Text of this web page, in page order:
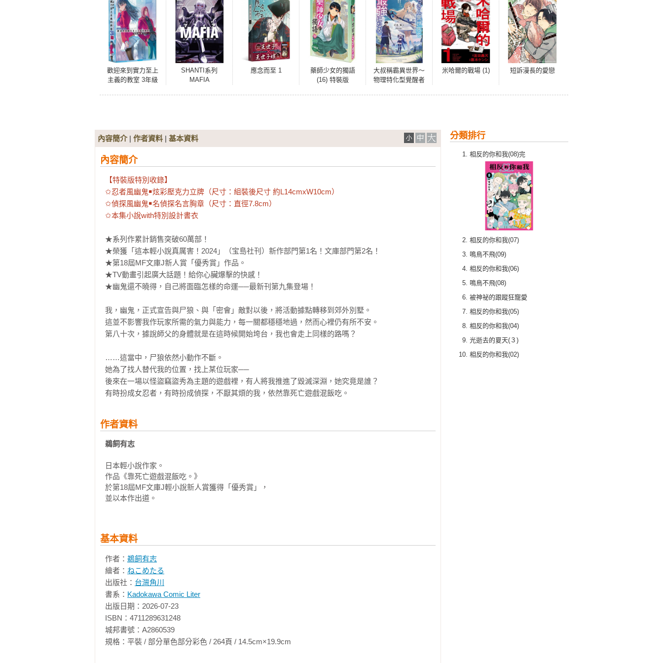
歡迎來到實力至上
主義的教室 3年級
SHANTI系列
MAFIA
應念而至 1
藥師少女的獨語
(16) 特裝版
大叔稱霸異世界～
物理特化型覺醒者
米哈爾的戰場 (1) 短訴漫長的愛戀
分類排行
相反的你和我(08)完
相反的你和我(07)
鳴鳥不飛(09)
相反的你和我(06)
鳴鳥不飛(08)
被神祕的跟蹤狂寵愛
相反的你和我(05)
相反的你和我(04)
光逝去的夏天(３)
相反的你和我(02)
內容簡介| 作者資料 | 基本資料
內容簡介
【特裝版特別收錄】
✩忍者風幽鬼￭炫彩壓克力立牌（尺寸：組裝後尺寸 約L14cmxW10cm）
✩偵探風幽鬼￭名偵探名言胸章（尺寸：直徑7.8cm）
✩本集小說with特別設計書衣
★系列作累計銷售突破60萬部！
★榮獲「這本輕小說真厲害！2024」（宝島社刊）新作部門第1名！文庫部門第2名！
★第18屆MF文庫J新人賞「優秀賞」作品。
★TV動畫引起廣大話題！給你心臟爆擊的快感！
★幽鬼還不曉得，自己將面臨怎樣的命運──最新刊第九集登場！
我，幽鬼，正式宣告與尸狼、與「密會」敵對以後，將活動據點轉移到郊外別墅。
這並不影響我作玩家所需的氣力與能力，每一關都穩穩地過，然而心裡仍有所不安。
第八十次，據說師父的身體就是在這時候開始垮台，我也會走上同樣的路嗎？
……這當中，尸狼依然小動作不斷。
她為了找人替代我的位置，找上某位玩家──
後來在一場以怪盜竊盜秀為主題的遊戲裡，有人將我推進了毀滅深淵，她究竟是誰？
有時扮成女忍者，有時扮成偵探，不厭其煩的我，依然靠死亡遊戲混飯吃。
作者資料
鵜飼有志
日本輕小說作家。
作品《靠死亡遊戲混飯吃。》
於第18屆MF文庫J輕小說新人賞獲得「優秀賞」，
並以本作出道。
基本資料
作者： 鵜飼有志
繪者： ねこめたる
出版社： 台灣角川
書系： Kadokawa Comic Liter
出版日期：2026-07-23
ISBN：4711289631248
城邦書號：A2860539
規格：平裝 / 部分單色部分彩色 / 264頁 / 14.5cm×19.9cm